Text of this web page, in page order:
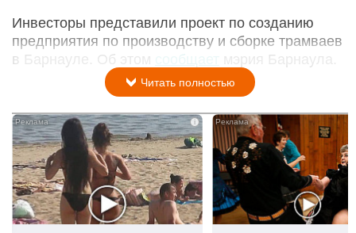
Инвесторы представили проект по созданию
предприятия по производству и сборке трамваев
в Барнауле. Об этом
сообщает мэрия Барнаула.
Читать полностью
i